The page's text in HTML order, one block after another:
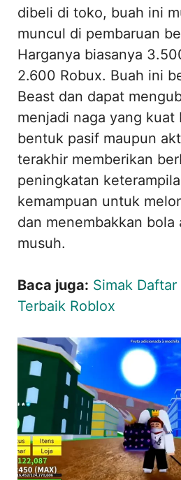
dibeli di toko, buah ini
muncul di pembaruan
Harganya biasanya
2.600 Robux. Buah ini
Beast dan dapat
menjadi naga yang kuat
bentuk pasif maupun
terakhir memberikan
peningkatan
kemampuan untuk
dan menembakkan bola
musuh.
Baca juga: Simak
Terbaik Roblox